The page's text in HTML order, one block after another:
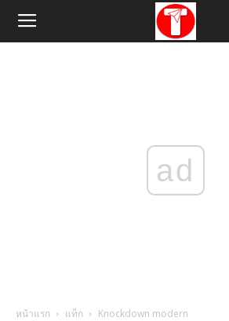
ad
หน้าแรก แท็ก Knockdown modern